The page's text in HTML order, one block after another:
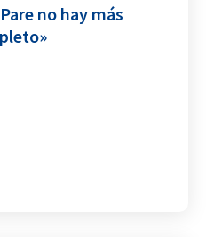
no hay más